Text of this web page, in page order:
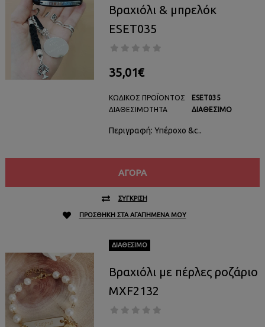
Βραχιόλι & μπρελόκ
ESET035
35,01€
ΚΩΔΙΚΌΣ ΠΡΟΪΌΝΤΟΣ
ΔΙΑΘΕΣΙΜΌΤΗΤΑ
ESET035
ΔΙΑΘΈΣΙΜΟ
Περιγραφή: Υπέροχο &c..
ΑΓΟΡΆ
ΣΎΓΚΡΙΣΗ
ΠΡΟΣΘΉΚΗ ΣΤΑ ΑΓΑΠΗΜΈΝΑ ΜΟΥ
ΔΙΑΘΈΣΙΜΟ
Βραχιόλι με πέρλες ροζάριο
MXF2132